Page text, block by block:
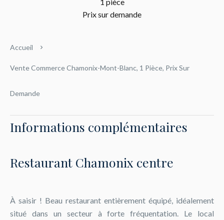
Prix sur demande
Accueil
Vente Commerce Chamonix-Mont-Blanc, 1 Pièce, Prix Sur
Demande
Informations complémentaires
Restaurant Chamonix centre
À saisir ! Beau restaurant entièrement équipé, idéalement
situé dans un secteur à forte fréquentation. Le local